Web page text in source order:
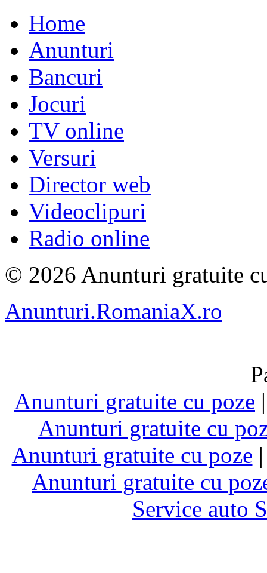
Home
Anunturi
Bancuri
Jocuri
TV online
Versuri
Director web
Videoclipuri
Radio online
© 2026 Anunturi gratuite
Anunturi.RomaniaX.ro
Anunturi gratuite cu poze
Anunturi gratuite cu
Anunturi gratuite cu poze
Anunturi gratuite cu
Service auto